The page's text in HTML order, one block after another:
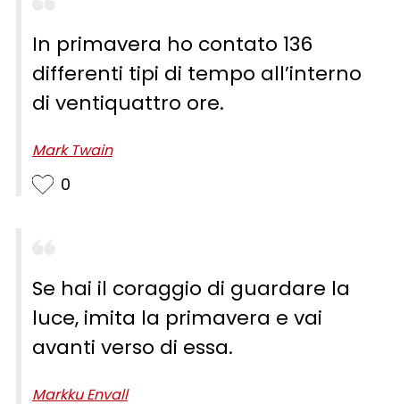
In primavera ho contato 136
differenti tipi di tempo all’interno
di ventiquattro ore.
Mark Twain
0
Se hai il coraggio di guardare la
luce, imita la primavera e vai
avanti verso di essa.
Markku Envall